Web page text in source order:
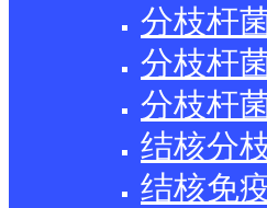
分枝杆
分枝杆
分枝杆
结核分
结核免